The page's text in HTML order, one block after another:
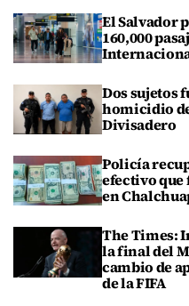
El Salvador
160,000
Dos sujetos
homicidio
Divisadero
Policía
efectivo que
en
The Times:
la final del
cambio de
de la FIFA